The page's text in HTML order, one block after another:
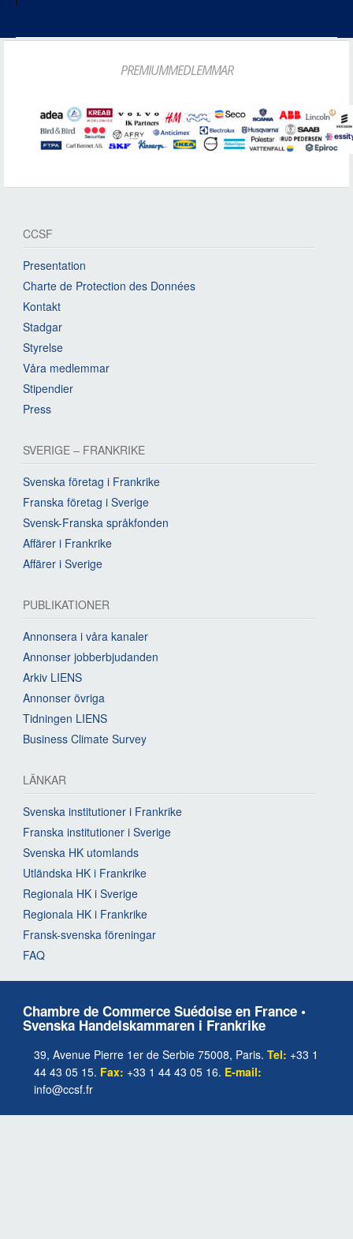
PREMIUMMEDLEMMAR
CCSF
Presentation
Charte de Protection des Données
Kontakt
Stadgar
Styrelse
Våra medlemmar
Stipendier
Press
SVERIGE – FRANKRIKE
Svenska företag i Frankrike
Franska företag i Sverige
Svensk-Franska språkfonden
Affärer i Frankrike
Affärer i Sverige
PUBLIKATIONER
Annonsera i våra kanaler
Annonser jobberbjudanden
Arkiv LIENS
Annonser övriga
Tidningen LIENS
Business Climate Survey
LÄNKAR
Svenska institutioner i Frankrike
Franska institutioner i Sverige
Svenska HK utomlands
Utländska HK i Frankrike
Regionala HK i Sverige
Regionala HK i Frankrike
Fransk-svenska föreningar
FAQ
Chambre de Commerce Suédoise en France •
Svenska Handelskammaren i Frankrike
39, Avenue Pierre 1er de Serbie 75008, Paris. Tel: +33 1
44 43 05 15. Fax: +33 1 44 43 05 16. E-mail:
info@ccsf.fr